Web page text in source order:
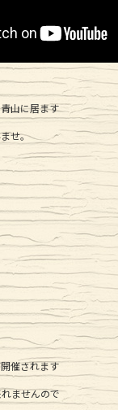
山に居ます
せ。
催されます
ませんので